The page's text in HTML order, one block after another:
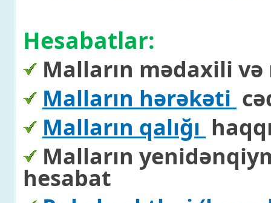
Hesabatlar:
Malların mədaxili
Malların hərəkəti
Malların qalığı
Malların
hesabat